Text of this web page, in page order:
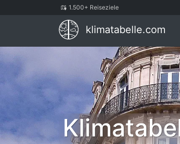
1.500+ Reiseziele
klimatabelle.com